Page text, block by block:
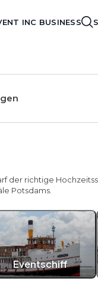
INC BUSINESS
der richtige
Potsdams.
Eventschiff